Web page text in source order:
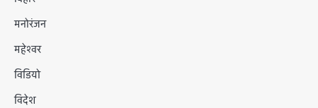
मनोरंजन
महेश्वर
विडियो
विदेश